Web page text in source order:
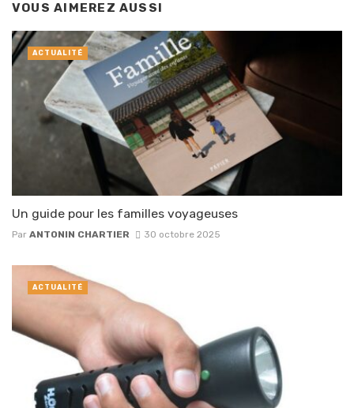
VOUS AIMEREZ AUSSI
Un guide pour les familles voyageuses
Par ANTONIN CHARTIER 30 octobre 2025
ACTUALITÉ
ACTUALITÉ